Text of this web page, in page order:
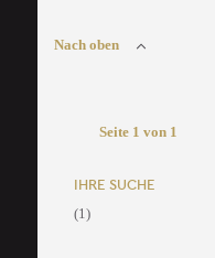
Nach oben
Seite 1 von 1
IHRE SUCHE
(1)